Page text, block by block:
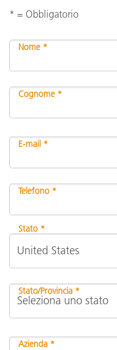
* = Obbligatorio
Nome *
Cognome *
E-mail *
Telefono *
Stato *
Stato/Provincia *
Azienda *